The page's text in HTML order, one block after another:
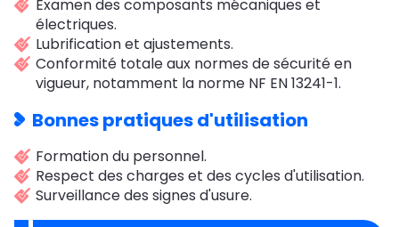
Examen des composants mécaniques et
électriques.
Lubrification et ajustements.
Conformité totale aux normes de sécurité en
vigueur, notamment la norme NF EN 13241-1.
Bonnes pratiques d'utilisation
Formation du personnel.
Respect des charges et des cycles d'utilisation.
Surveillance des signes d'usure.